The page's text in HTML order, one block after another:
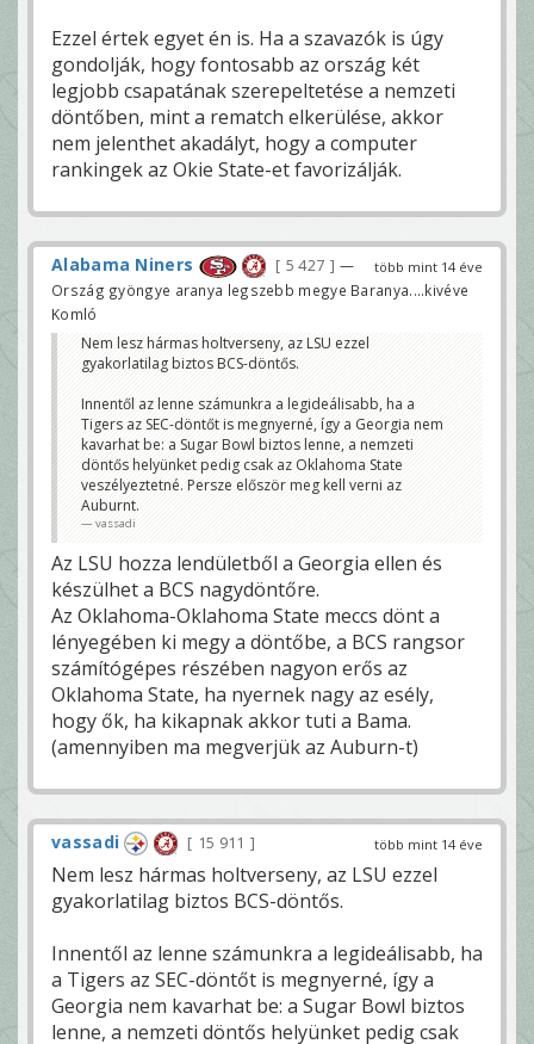
Ezzel értek egyet én is. Ha a szavazók is úgy
gondolják, hogy fontosabb az ország két
legjobb csapatának szerepeltetése a nemzeti
döntőben, mint a rematch elkerülése, akkor
nem jelenthet akadályt, hogy a computer
rankingek az Okie State-et favorizálják.
több mint 14 éve
Alabama Niners 5 427
—
Ország gyöngye aranya legszebb megye Baranya....kivéve
Komló
Nem lesz hármas holtverseny, az LSU ezzel
gyakorlatilag biztos BCS-döntős.
Innentől az lenne számunkra a legideálisabb, ha a
Tigers az SEC-döntőt is megnyerné, így a Georgia nem
kavarhat be: a Sugar Bowl biztos lenne, a nemzeti
döntős helyünket pedig csak az Oklahoma State
veszélyeztetné. Persze először meg kell verni az
Auburnt.
vassadi
Az LSU hozza lendületből a Georgia ellen és
készülhet a BCS nagydöntőre.
Az Oklahoma-Oklahoma State meccs dönt a
lényegében ki megy a döntőbe, a BCS rangsor
számítógépes részében nagyon erős az
Oklahoma State, ha nyernek nagy az esély,
hogy ők, ha kikapnak akkor tuti a Bama.
(amennyiben ma megverjük az Auburn-t)
több mint 14 éve
vassadi 15 911
Nem lesz hármas holtverseny, az LSU ezzel
gyakorlatilag biztos BCS-döntős.
Innentől az lenne számunkra a legideálisabb, ha
a Tigers az SEC-döntőt is megnyerné, így a
Georgia nem kavarhat be: a Sugar Bowl biztos
lenne, a nemzeti döntős helyünket pedig csak